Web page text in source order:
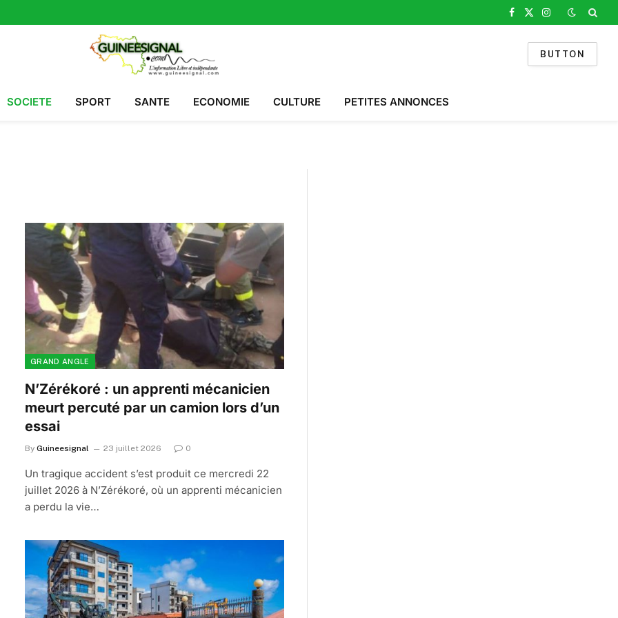
Facebook
X
Instagram
BUTTON
SOCIETE SPORT SANTE ECONOMIE CULTURE PETITES ANNONCES
GRAND ANGLE
N’Zérékoré : un apprenti mécanicien
meurt percuté par un camion lors d’un
essai
By Guineesignal 23 juillet 2026 0
Un tragique accident s’est produit ce mercredi 22
juillet 2026 à N’Zérékoré, où un apprenti mécanicien
a perdu la vie…